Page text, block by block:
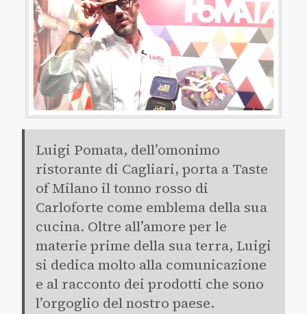
Luigi Pomata, dell’omonimo
ristorante di Cagliari, porta a Taste
of Milano il tonno rosso di
Carloforte come emblema della sua
cucina. Oltre all’amore per le
materie prime della sua terra, Luigi
si dedica molto alla comunicazione
e al racconto dei prodotti che sono
l’orgoglio del nostro paese.